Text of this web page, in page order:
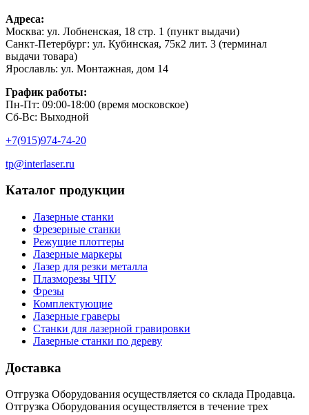
Адреса:
Москва: ул. Лобненская, 18 стр. 1 (пункт выдачи)
Санкт-Петербург: ул. Кубинская, 75к2 лит. 3 (терминал
выдачи товара)
Ярославль: ул. Монтажная, дом 14
График работы:
Пн-Пт: 09:00-18:00 (время московское)
Сб-Вс: Выходной
+7(915)974-74-20
tp@interlaser.ru
Каталог продукции
Лазерные станки
Фрезерные станки
Режущие плоттеры
Лазерные маркеры
Лазер для резки металла
Плазморезы ЧПУ
Фрезы
Комплектующие
Лазерные граверы
Станки для лазерной гравировки
Лазерные станки по дереву
Доставка
Отгрузка Оборудования осуществляется со склада Продавца.
Отгрузка Оборудования осуществляется в течение трех